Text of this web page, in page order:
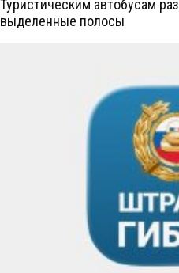
Туристическим автобусам
выделенные полосы